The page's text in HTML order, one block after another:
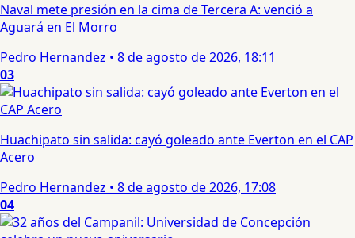
Naval mete presión en la cima de Tercera A: venció a
Aguará en El Morro
Pedro Hernandez • 8 de agosto de 2026, 18:11
03
Huachipato sin salida: cayó goleado ante Everton en el CAP
Acero
Pedro Hernandez • 8 de agosto de 2026, 17:08
04